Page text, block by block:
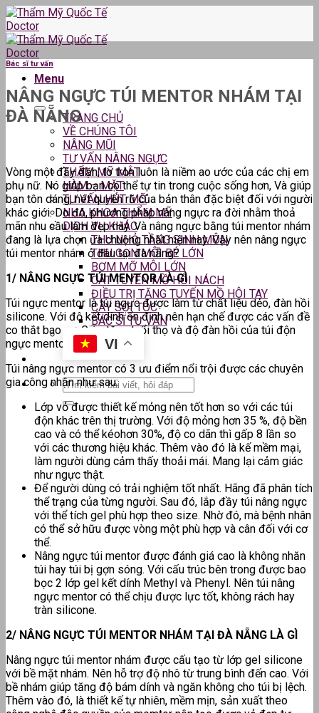
Skip
to
content
Menu
TRANG CHỦ
VỀ CHÚNG TÔI
NÂNG MŨI
TƯ VẤN NÂNG NGỰC
THẨM MỸ MẮT
HÀM – MẶT
TƯ VẤN HÚT MỠ
NHA KHOA THẨM MỸ
DỊCH VỤ KHÁC
THU NHỎ TẦNG SINH MÔN
THU GỌN MÔI BÉ LỚN
BƠM MỠ MÔI LỚN
CẮT TUYẾN MỒ HÔI NÁCH
ĐIỀU TRỊ TĂNG TUYẾN MỒ HÔI TAY
CẤY SỢI TÓC
BÁC SĨ TƯ VẤN
VI
Bác sĩ tư vấn
NÂNG NGỰC TÚI MENTOR NHÁM TẠI
ĐÀ NẴNG
Vòng một đầy đặn, to tròn luôn là niềm ao ước của các chị em
phụ nữ. Nó giúp bạn có thể tự tin trong cuộc sống hơn, Và giúp
bạn tôn dáng, nét quyến rũ của bản thân đặc biệt đối với người
khác giới. Do đó, phương pháp nâng ngực ra đời nhằm thoả
mãn nhu cầu làm đẹp này. Và nâng ngực bằng túi mentor nhám
đang là lựa chọn ưa chuộng nhất hiện nay. Vậy nên nâng ngực
túi mentor nhám ở đâu tại đà nẵng?
1/ NÂNG NGỰC TÚI MENTOR LÀ GÌ
Túi ngực mentor là túi ngực được làm từ chất liệu dẻo, đàn hồi
silicone. Với độ kết dính ổn định nên hạn chế được các vấn đề
co thắt bao xơ. Giúp tăng tuổi thọ và độ đàn hồi của túi độn
ngực mentor
Túi nâng ngực mentor có 3 ưu điểm nổi trội được các chuyên
gia công nhận như sau:
Lớp vỏ được thiết kế mỏng nên tốt hơn so với các túi
độn khác trên thị trường. Với độ mỏng hơn 35 %, độ bền
cao và có thể kéohơn 30%, độ co dãn thì gấp 8 lần so
với các thương hiệu khác. Thêm vào đó là kế mềm mại,
làm người dùng cảm thấy thoải mái. Mang lại cảm giác
như ngực thật.
Để người dùng có trải nghiệm tốt nhất. Hãng đã phân tích
thể trạng của từng người. Sau đó, lắp đầy túi nâng ngực
với thể tích gel phù hợp theo size. Nhờ đó, mà bệnh nhân
có thể sở hữu được vòng một phù hợp và cân đối với cơ
thể.
Nâng ngực túi mentor được đánh giá cao là không nhăn
túi hay túi bị gợn sóng. Với cấu trúc bên trong được bao
bọc 2 lớp gel kết dính Methyl và Phenyl. Nên túi nâng
ngực mentor có thể chịu được lực tốt, không rách hay
tràn silicone.
2/ NÂNG NGỰC TÚI MENTOR NHÁM TẠI ĐÀ NẴNG LÀ GÌ
Nâng ngực túi mentor nhám được cấu tạo từ lớp gel silicone
với bề mặt nhám. Nên hỗ trợ độ nhô từ trung bình đến cao. Với
bề nhám giúp tăng độ bám dính và ngăn không cho túi bị lệch.
Thêm vào đó, là thiết kế tự nhiên, mềm mịn, sản xuất theo